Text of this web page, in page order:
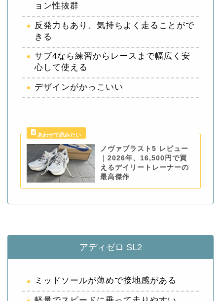
ョン性抜群
反発力もあり、気持ちよく走ることがで
きる
サブ4なら練習からレースまで幅広く安
心して使える
デザインがかっこいい
ノヴァブラスト5 レビュー
｜2026年、16,500円で買
えるデイリートレーナーの
最高傑作
アディゼロ SL2
ミッドソールが薄めで接地感がある